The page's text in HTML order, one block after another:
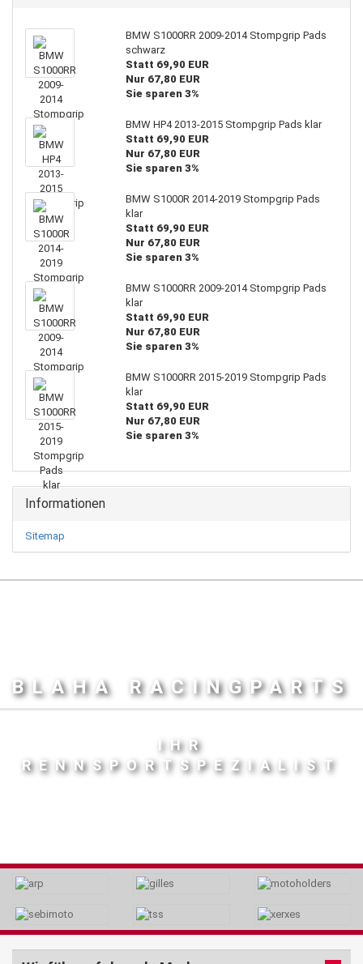
BMW S1000RR 2009-2014 Stompgrip Pads
schwarz
Statt 69,90 EUR
Nur 67,80 EUR
Sie sparen 3%
BMW HP4 2013-2015 Stompgrip Pads klar
Statt 69,90 EUR
Nur 67,80 EUR
Sie sparen 3%
BMW S1000R 2014-2019 Stompgrip Pads
klar
Statt 69,90 EUR
Nur 67,80 EUR
Sie sparen 3%
BMW S1000RR 2009-2014 Stompgrip Pads
klar
Statt 69,90 EUR
Nur 67,80 EUR
Sie sparen 3%
BMW S1000RR 2015-2019 Stompgrip Pads
klar
Statt 69,90 EUR
Nur 67,80 EUR
Sie sparen 3%
Informationen
Sitemap
BLAHA RACINGPARTS
IHR
RENNSPORTSPEZIALIST